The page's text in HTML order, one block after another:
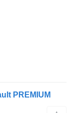
PREMIUM